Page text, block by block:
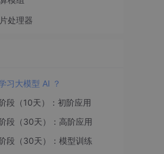
处理器
习大模型 AI ？
段（10天）：初阶应用
段（30天）：高阶应用
段（30天）：模型训练